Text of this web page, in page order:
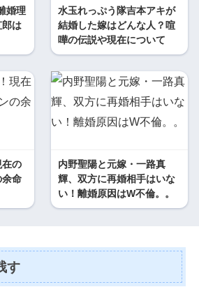
婚理
郎は
水玉れっぷう隊吉本アキが
結婚した嫁はどんな人？喧
嘩の伝説や現在について
在の
余命
内野聖陽と元嫁・一路真
輝、双方に再婚相手はいな
い！離婚原因はW不倫。。
す